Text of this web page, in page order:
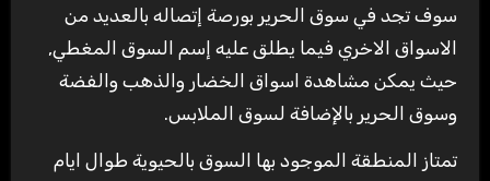
سوف تجد في سوق الحرير بورصة إتصاله بالعديد من
الاسواق الاخري فيما يطلق عليه إسم السوق المغطي,
حيث يمكن مشاهدة اسواق الخضار والذهب والفضة
وسوق الحرير بالإضافة لسوق الملابس.
تمتاز المنطقة الموجود بها السوق بالحيوية طوال ايام